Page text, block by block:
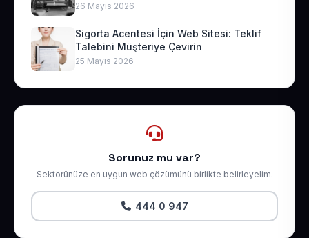
26 Mayıs 2026
Sigorta Acentesi İçin Web Sitesi: Teklif
Talebini Müşteriye Çevirin
25 Mayıs 2026
Sorunuz mu var?
Sektörünüze en uygun web çözümünü birlikte belirleyelim.
444 0 947